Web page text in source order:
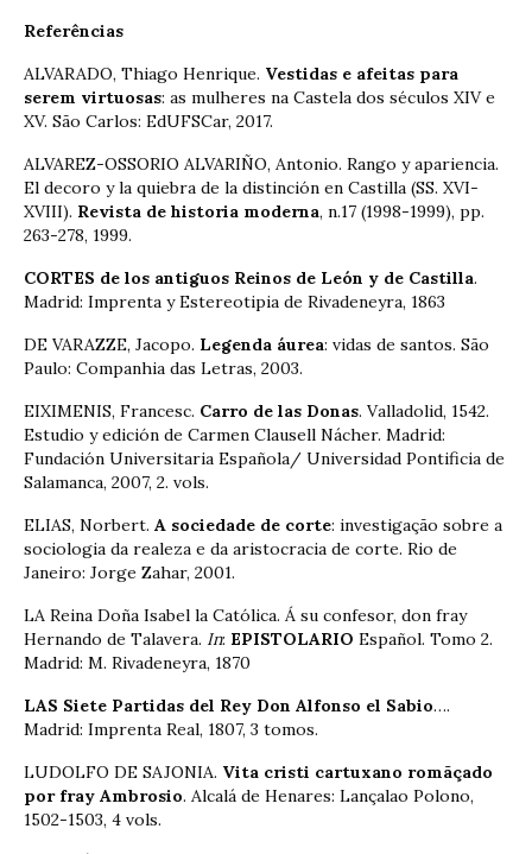
Referências
ALVARADO, Thiago Henrique. Vestidas e afeitas para
serem virtuosas: as mulheres na Castela dos séculos XIV e
XV. São Carlos: EdUFSCar, 2017.
ALVAREZ-OSSORIO ALVARIÑO, Antonio. Rango y apariencia.
El decoro y la quiebra de la distinción en Castilla (SS. XVI-
XVIII). Revista de historia moderna, n.17 (1998-1999), pp.
263-278, 1999.
CORTES de los antiguos Reinos de León y de Castilla.
Madrid: Imprenta y Estereotipia de Rivadeneyra, 1863
DE VARAZZE, Jacopo. Legenda áurea: vidas de santos. São
Paulo: Companhia das Letras, 2003.
EIXIMENIS, Francesc. Carro de las Donas. Valladolid, 1542.
Estudio y edición de Carmen Clausell Nácher. Madrid:
Fundación Universitaria Española/ Universidad Pontificia de
Salamanca, 2007, 2. vols.
ELIAS, Norbert. A sociedade de corte: investigação sobre a
sociologia da realeza e da aristocracia de corte. Rio de
Janeiro: Jorge Zahar, 2001.
LA Reina Doña Isabel la Católica. Á su confesor, don fray
Hernando de Talavera. In: EPISTOLARIO Español. Tomo 2.
Madrid: M. Rivadeneyra, 1870
LAS Siete Partidas del Rey Don Alfonso el Sabio….
Madrid: Imprenta Real, 1807, 3 tomos.
LUDOLFO DE SAJONIA. Vita cristi cartuxano romãçado
por fray Ambrosio. Alcalá de Henares: Lançalao Polono,
1502-1503, 4 vols.